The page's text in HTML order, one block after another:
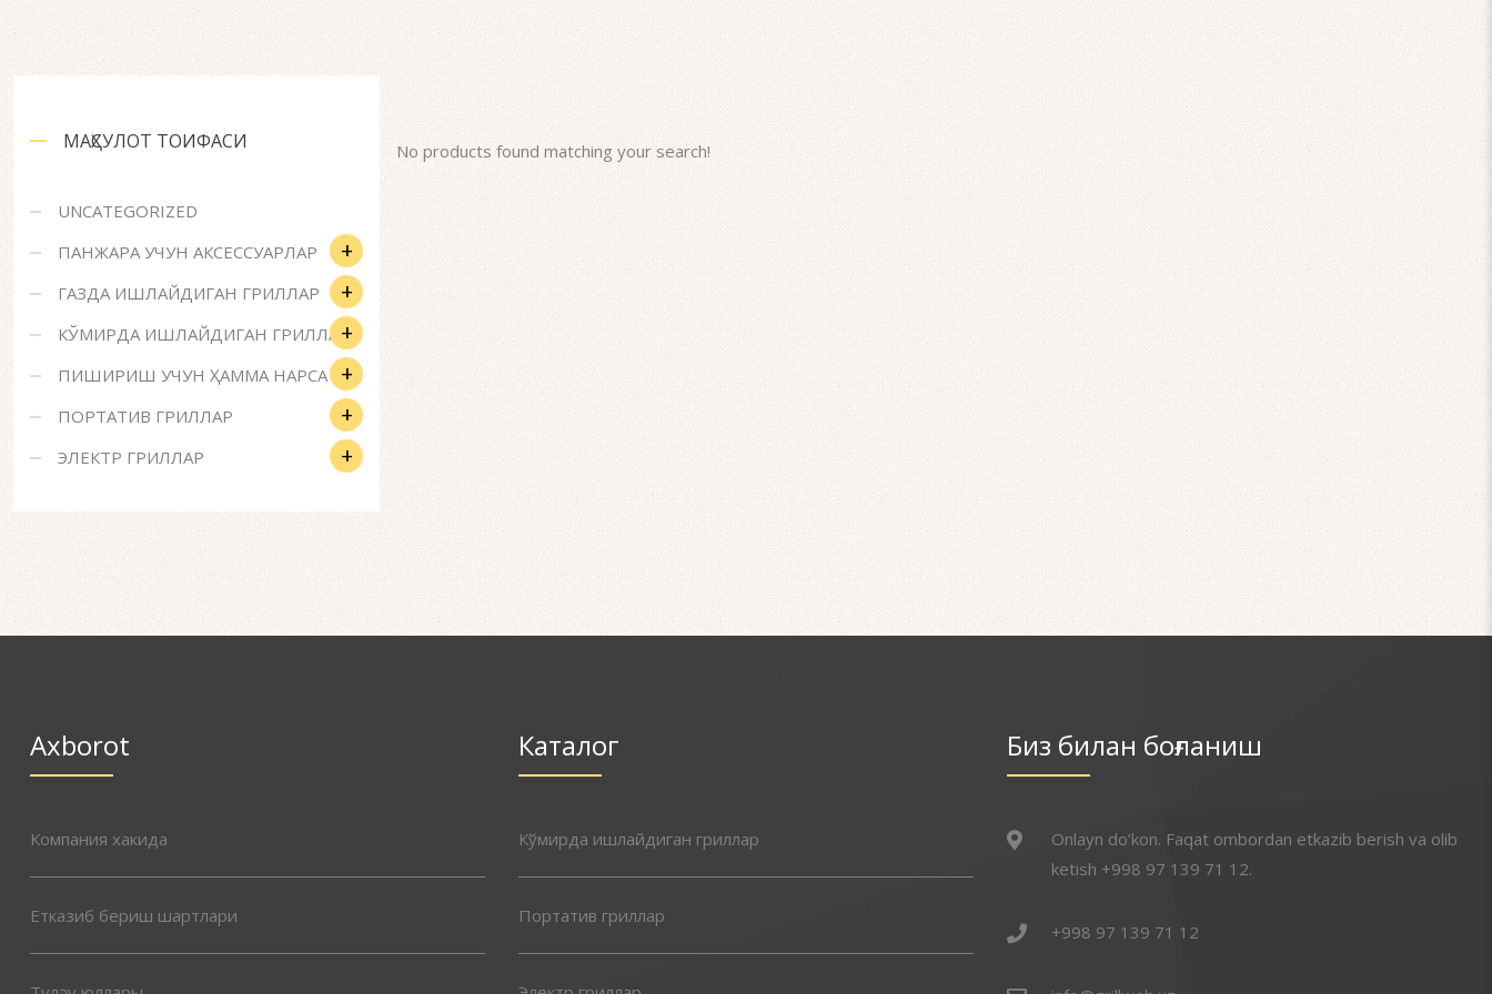
МАҲСУЛОТ ТОИФАСИ
UNCATEGORIZED
ПАНЖАРА УЧУН АКСЕССУАРЛАР
+
ГАЗДА ИШЛАЙДИГАН ГРИЛЛАР +
КЎМИРДА ИШЛАЙДИГАН ГРИЛЛАР
+
ПИШИРИШ УЧУН ҲАММА НАРСА +
ПОРТАТИВ ГРИЛЛАР +
ЭЛЕКТР ГРИЛЛАР +
No products found matching your search!
Axborot
Компания хакида
Етказиб бериш шартлари
Каталог
Кўмирда ишлайдиган гриллар
Портатив гриллар
Биз билан боғланиш
Onlayn do’kon. Faqat ombordan etkazib berish va olib
ketish +998 97 139 71 12.
+998 97 139 71 12